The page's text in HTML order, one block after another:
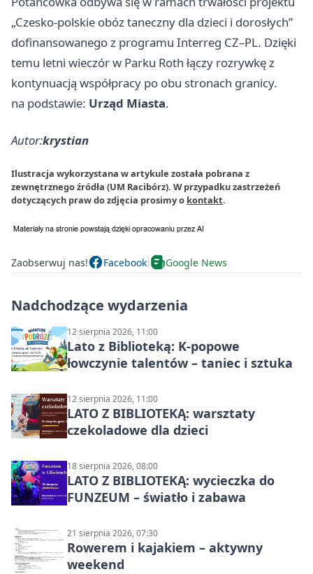
„Czesko-polskie obóz taneczny dla dzieci i dorosłych”
dofinansowanego z programu Interreg CZ–PL. Dzięki
temu letni wieczór w Parku Roth łączy rozrywkę z
kontynuacją współpracy po obu stronach granicy.
na podstawie: Urząd Miasta.
Autor:krystian
Ilustracja wykorzystana w artykule została pobrana z
zewnętrznego źródła (UM Racibórz). W przypadku zastrzeżeń
dotyczących praw do zdjęcia prosimy o kontakt.
Zaobserwuj nas! Facebook Google News
Nadchodzące wydarzenia
12 sierpnia 2026, 11:00
Lato z Biblioteką: K-popowe
łowczynie talentów – taniec i sztuka
12 sierpnia 2026, 11:00
LATO Z BIBLIOTEKĄ: warsztaty
czekoladowe dla dzieci
18 sierpnia 2026, 08:00
LATO Z BIBLIOTEKĄ: wycieczka do
FUNZEUM – światło i zabawa
21 sierpnia 2026, 07:30
Rowerem i kajakiem – aktywny
weekend